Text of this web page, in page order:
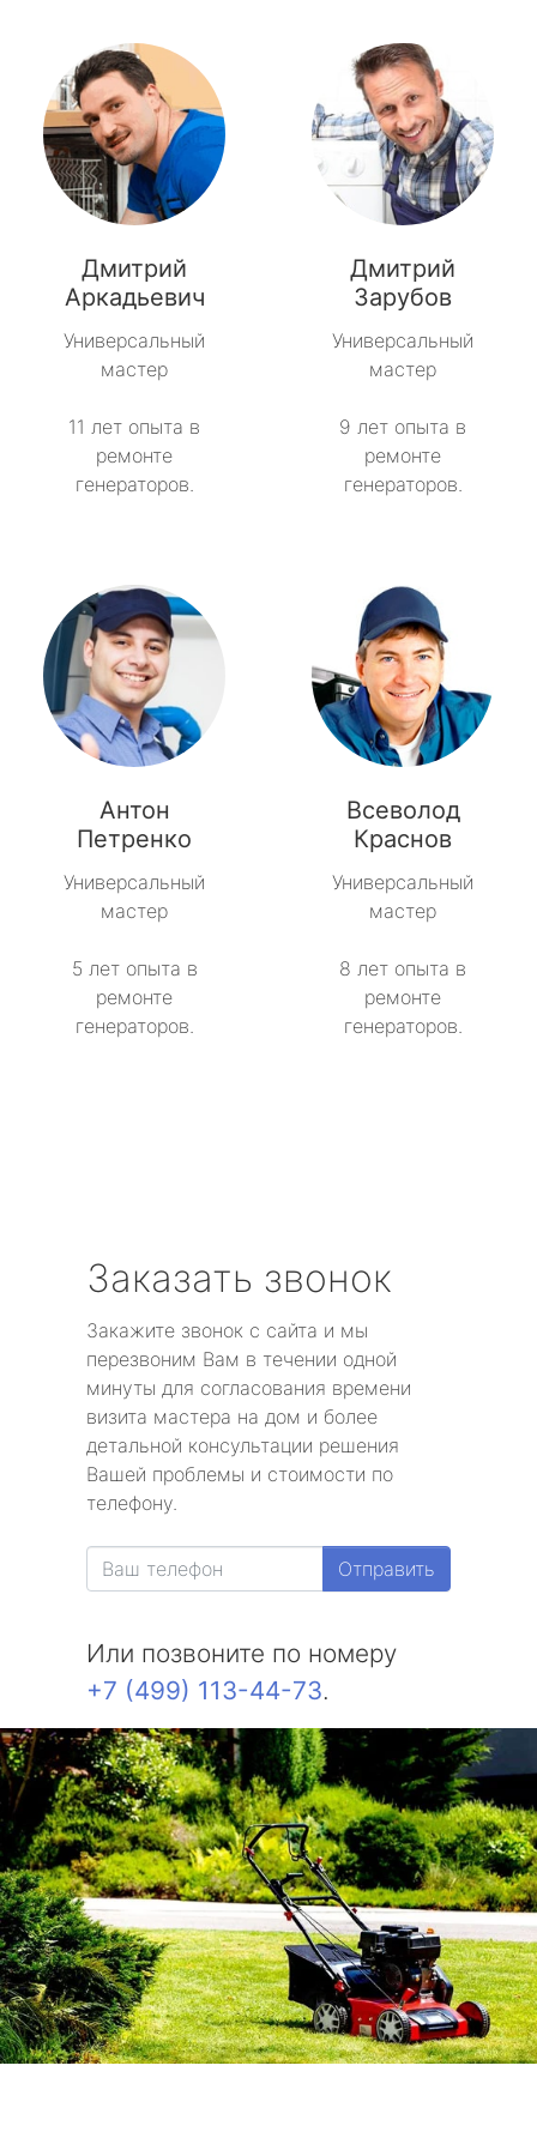
Дмитрий
Аркадьевич
Универсальный
мастер
11 лет опыта в
ремонте
генераторов.
Дмитрий
Зарубов
Универсальный
мастер
9 лет опыта в
ремонте
генераторов.
Антон
Петренко
Универсальный
мастер
5 лет опыта в
ремонте
генераторов.
Всеволод
Краснов
Универсальный
мастер
8 лет опыта в
ремонте
генераторов.
Заказать звонок
Закажите звонок с сайта и мы
перезвоним Вам в течении одной
минуты для согласования времени
визита мастера на дом и более
детальной консультации решения
Вашей проблемы и стоимости по
телефону.
Отправить
Или позвоните по номеру
+7 (499) 113-44-73.